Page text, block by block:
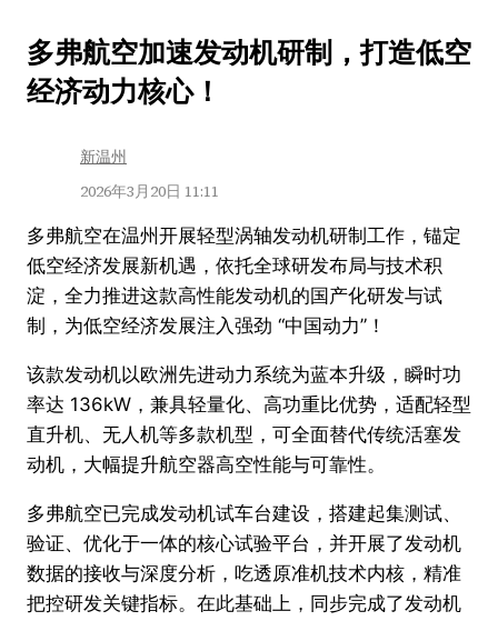
多弗航空加速发动机研制，打造低空
经济动力核心！
新温州
2026年3月20日 11:11
多弗航空在温州开展轻型涡轴发动机研制工作，锚定
低空经济发展新机遇，依托全球研发布局与技术积
淀，全力推进这款高性能发动机的国产化研发与试
制，为低空经济发展注入强劲 “中国动力”！
该款发动机以欧洲先进动力系统为蓝本升级，瞬时功
率达 136kW，兼具轻量化、高功重比优势，适配轻型
直升机、无人机等多款机型，可全面替代传统活塞发
动机，大幅提升航空器高空性能与可靠性。
多弗航空已完成发动机试车台建设，搭建起集测试、
验证、优化于一体的核心试验平台，并开展了发动机
数据的接收与深度分析，吃透原准机技术内核，精准
把控研发关键指标。在此基础上，同步完成了发动机